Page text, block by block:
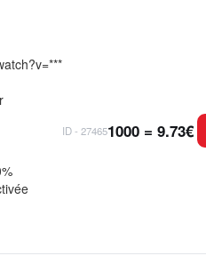
ID - 274651000 = 9.73€